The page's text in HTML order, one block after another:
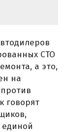
СТО
а это,
на
говорят
единой